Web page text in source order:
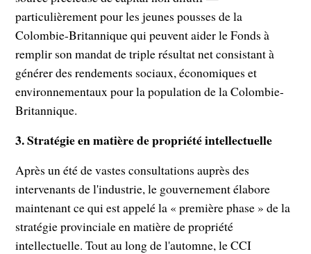
particulièrement pour les jeunes pousses de la
Colombie-Britannique qui peuvent aider le Fonds à
remplir son mandat de triple résultat net consistant à
générer des rendements sociaux, économiques et
environnementaux pour la population de la Colombie-
Britannique.
3.Stratégie en matière de propriété intellectuelle
Après un été de vastes consultations auprès des
intervenants de l'industrie, le gouvernement élabore
maintenant ce qui est appelé la « première phase » de la
stratégie provinciale en matière de propriété
intellectuelle. Tout au long de l'automne, le CCI